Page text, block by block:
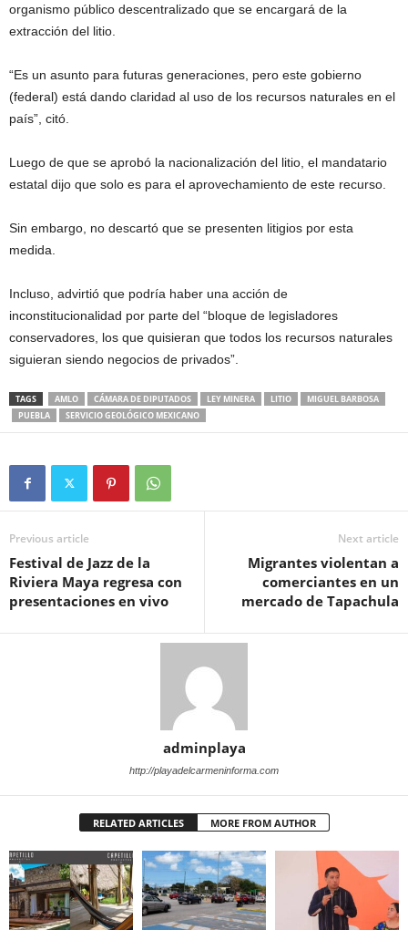
organismo público descentralizado que se encargará de la
extracción del litio.
“Es un asunto para futuras generaciones, pero este gobierno
(federal) está dando claridad al uso de los recursos naturales en el
país”, citó.
Luego de que se aprobó la nacionalización del litio, el mandatario
estatal dijo que solo es para el aprovechamiento de este recurso.
Sin embargo, no descartó que se presenten litigios por esta
medida.
Incluso, advirtió que podría haber una acción de
inconstitucionalidad por parte del “bloque de legisladores
conservadores, los que quisieran que todos los recursos naturales
siguieran siendo negocios de privados”.
TAGS AMLO CÁMARA DE DIPUTADOS LEY MINERA LITIO
MIGUEL BARBOSA
PUEBLA
SERVICIO GEOLÓGICO MEXICANO
Previous article
Festival de Jazz de la
Riviera Maya regresa con
presentaciones en vivo
Next article
Migrantes violentan a
comerciantes en un
mercado de Tapachula
adminplaya
http://playadelcarmeninforma.com
RELATED ARTICLES MORE FROM AUTHOR